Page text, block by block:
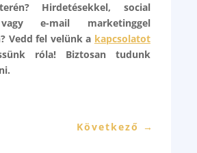
Hirdetésekkel, social
e-mail marketinggel
Vedd fel velünk a kapcsolatot
róla! Biztosan tudunk
Következő →